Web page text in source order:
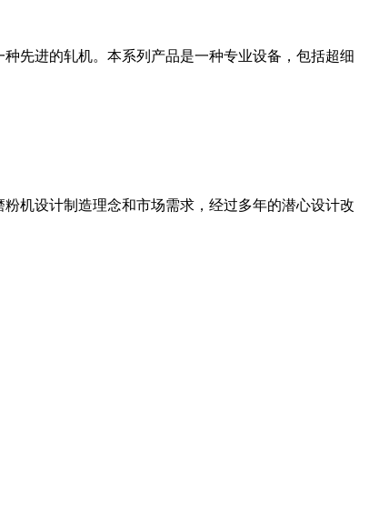
先进的轧机。本系列产品是一种专业设备，包括超细
机设计制造理念和市场需求，经过多年的潜心设计改